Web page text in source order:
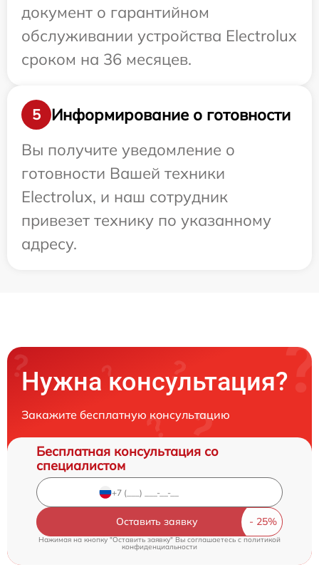
документ о гарантийном
обслуживании устройства Electrolux
сроком на 36 месяцев.
5
Информирование о готовности
Вы получите уведомление о
готовности Вашей техники
Electrolux, и наш сотрудник
привезет технику по указанному
адресу.
Нужна консультация?
Закажите бесплатную консультацию
Бесплатная консультация со
специалистом
Оставить заявку
Нажимая на кнопку "Оставить заявку" Вы соглашаетесь c политикой
конфиденциальности